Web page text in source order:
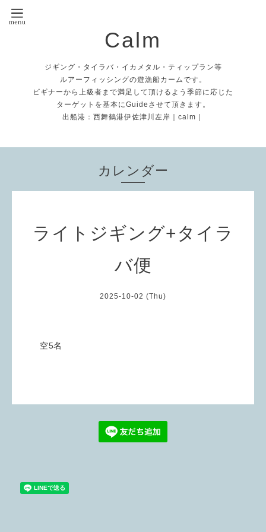
Calm
ジギング・タイラバ・イカメタル・ティップラン等
ルアーフィッシングの遊漁船カームです。
ビギナーから上級者まで満足して頂けるよう季節に応じた
ターゲットを基本にGuideさせて頂きます。
出船港：西舞鶴港伊佐津川左岸｜calm｜
カレンダー
ライトジギング+タイラ
バ便
2025-10-02 (Thu)
空5名